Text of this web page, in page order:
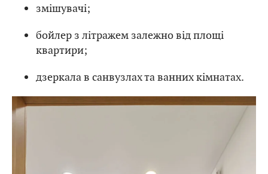
змішувачі;
бойлер з літражем залежно від площі
квартири;
дзеркала в санвузлах та ванних кімнатах.